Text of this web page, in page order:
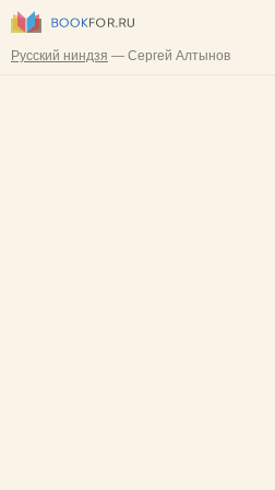
Русский ниндзя — Сергей Алтынов